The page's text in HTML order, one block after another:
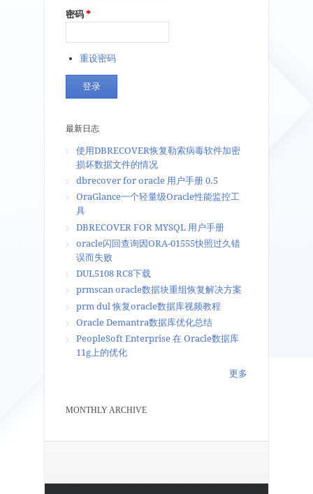
密码 *
重设密码
最新日志
使用DBRECOVER恢复勒索病毒软件加密
损坏数据文件的情况
dbrecover for oracle ⽤户⼿册 0.5
OraGlance一个轻量级Oracle性能监控工
具
DBRECOVER FOR MYSQL 用户手册
oracle闪回查询因ORA-01555快照过久错
误而失败
DUL5108 RC8下载
prmscan oracle数据块重组恢复解决方案
prm dul 恢复oracle数据库视频教程
Oracle Demantra数据库优化总结
PeopleSoft Enterprise 在 Oracle数据库
11g上的优化
更多
MONTHLY ARCHIVE
页面